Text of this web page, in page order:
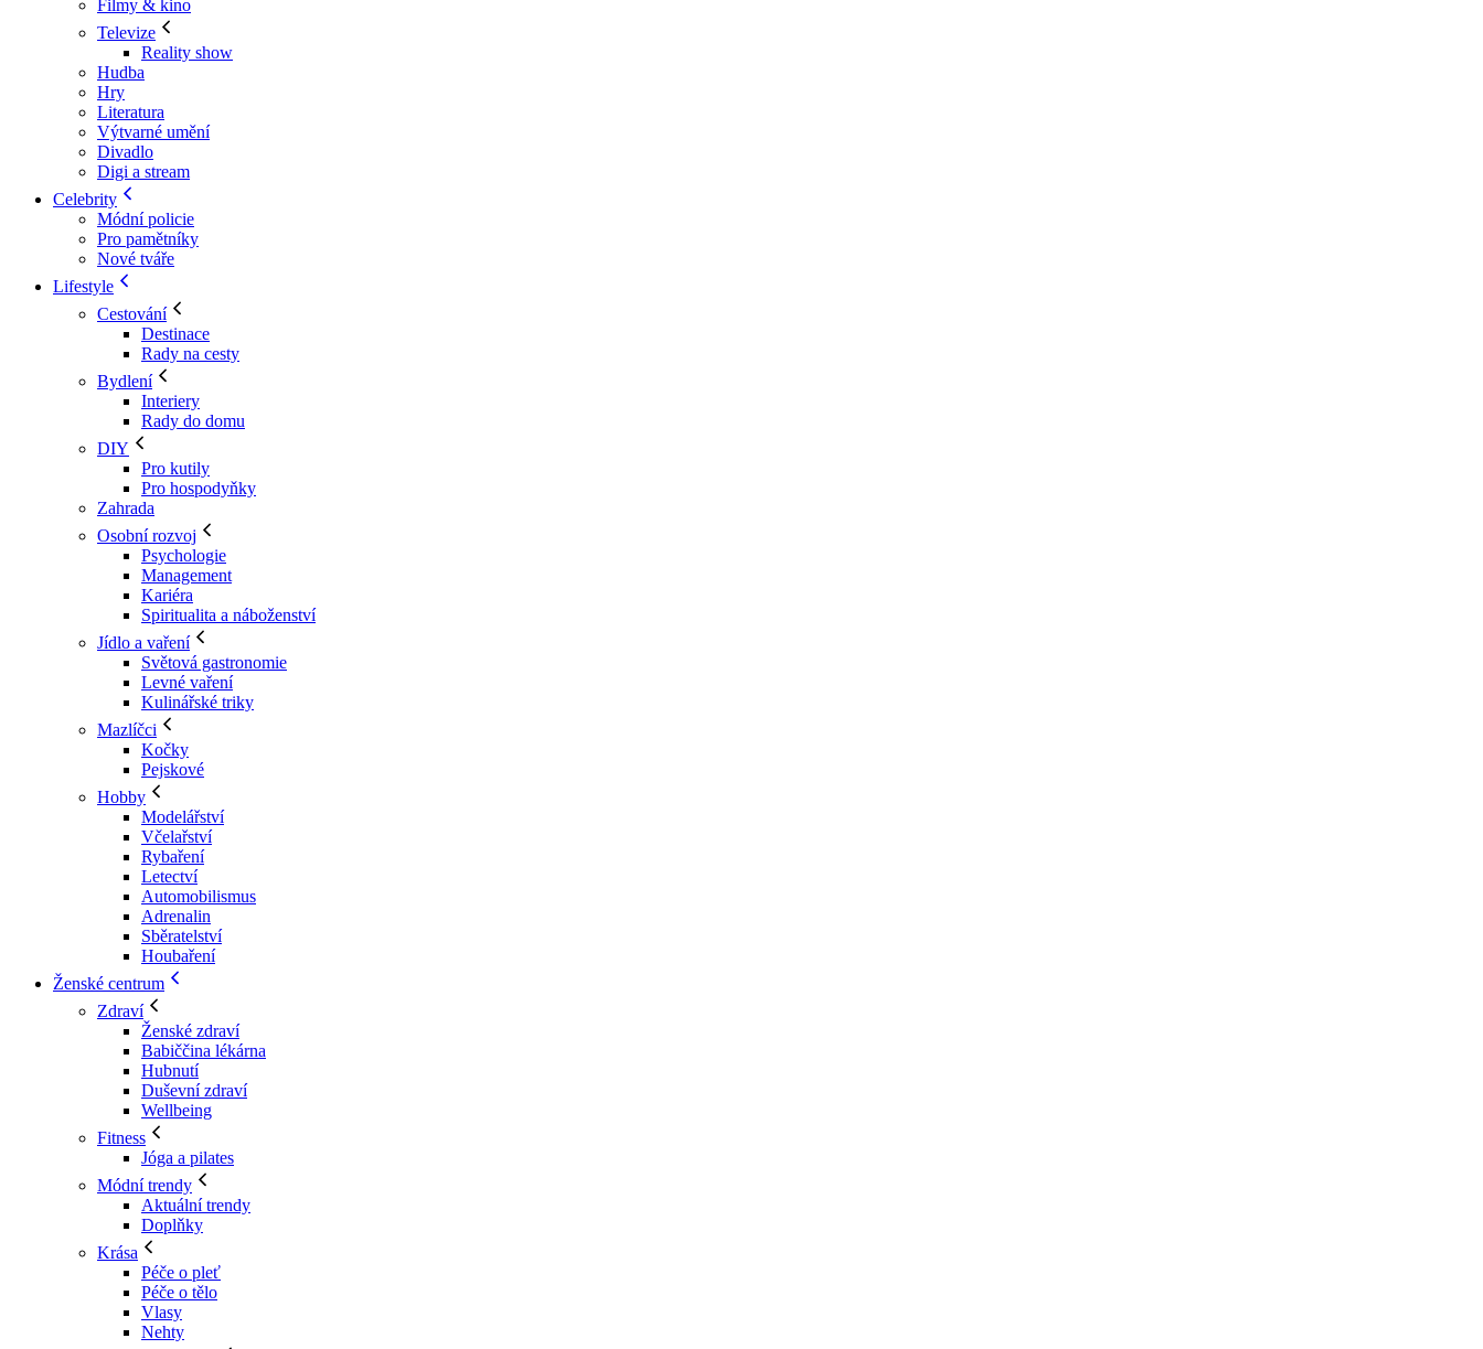
Filmy & kino
Televize
Reality show
Hudba
Hry
Literatura
Výtvarné umění
Divadlo
Digi a stream
Celebrity
Módní policie
Pro pamětníky
Nové tváře
Lifestyle
Cestování
Destinace
Rady na cesty
Bydlení
Interiery
Rady do domu
DIY
Pro kutily
Pro hospodyňky
Zahrada
Osobní rozvoj
Psychologie
Management
Kariéra
Spiritualita a náboženství
Jídlo a vaření
Světová gastronomie
Levné vaření
Kulinářské triky
Mazlíčci
Kočky
Pejskové
Hobby
Modelářství
Včelařství
Rybaření
Letectví
Automobilismus
Adrenalin
Sběratelství
Houbaření
Ženské centrum
Zdraví
Ženské zdraví
Babiččina lékárna
Hubnutí
Duševní zdraví
Wellbeing
Fitness
Jóga a pilates
Módní trendy
Aktuální trendy
Doplňky
Krása
Péče o pleť
Péče o tělo
Vlasy
Nehty